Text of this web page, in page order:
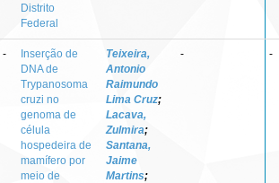
Distrito
Federal
-
Inserção de
DNA de
Trypanosoma
cruzi no
genoma de
célula
hospedeira de
mamífero por
meio de
Teixeira,
Antonio
Raimundo
Lima Cruz;
Lacava,
Zulmira;
Santana,
Jaime
Martins;
- -